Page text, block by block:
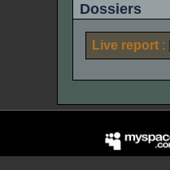
Dossiers
Live report :